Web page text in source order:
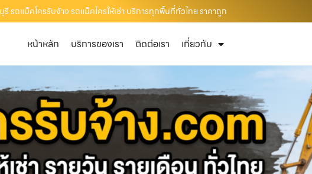
รี รถแม็คโครรับจ้าง รถแม็คโครให้เช่า บริการทุกพื้นที่ทั่วไทย ราคาถูก
หน้าหลัก บริการของเรา ติดต่อเรา เกี่ยวกับ